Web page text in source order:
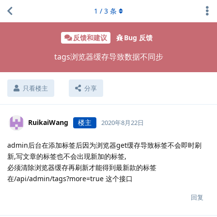
反馈和建议 Bug 反馈
tags浏览器缓存导致数据不同步
只看楼主 分享
1 / 3 条
RuikaiWang 楼主 2020年8月22日
admin后台在添加标签后因为浏览器get缓存导致标签不会即时刷
新,写文章的标签也不会出现新加的标签,
必须清除浏览器缓存再刷新才能得到最新款的标签
在/api/admin/tags?more=true 这个接口
回复